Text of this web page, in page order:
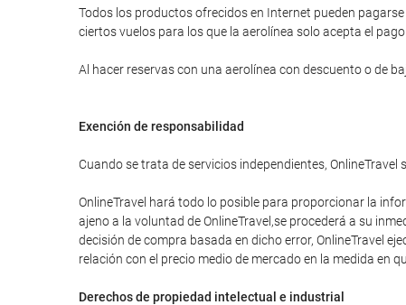
Todos los productos ofrecidos en Internet pueden
ciertos vuelos para los que la aerolínea solo acepta el
Al hacer reservas con una aerolínea con descuento o de
Exención de responsabilidad
Cuando se trata de servicios independientes,
OnlineTravel hará todo lo posible para proporcionar la
ajeno a la voluntad de OnlineTravel,se procederá a su
decisión de compra basada en dicho error, OnlineTravel
relación con el precio medio de mercado en la medida en
Derechos de propiedad intelectual e industrial